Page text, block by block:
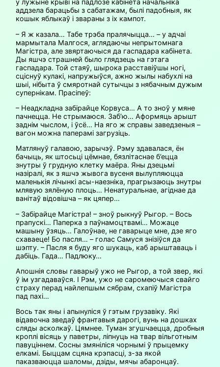
у лужыне крыві на падлозе кабінета начальніка
аддзела барацьбы з сабатажам, былі падобныя, як
кошык яблыкаў і звараны з іх кампот.
– Я ж казала… Табе трэба пралячыцца… – у адчаі
мармытала Малгося, аглядаючы непрытомнага
Магістра, але звяртаючыся да гаспадара кабінета.
Ды яшчэ страшней было глядзець на гэтага
гаспадара. Той стаяў, шырока расставіўшы ногі,
сціснуў кулакі, напружыўся, ажно жылы набухлі на
шыі, нібыта ў смяротнай сутычцы з нябачным дужым
супернікам. Прасіпеў:
– Неадкладна забірайце Корвуса… А то зноў у мяне
пачнецца. Не стрымаюся. Заб’ю… Аформяць арышт
заднім чыслом, і ўсё… На яго ж справы заведзеныя –
вагон можна паперамі загрузіць.
Матлянуў галавою, зарычэў. Рэму здавалася, ён
бачыць, як штосьці цёмнае, бязлітаснае б’ецца
знутры ў грудную клетку маёра. Яны дзецьмі
назіралі, як з яшчэ жывога вусеня вылупляюцца
маленькія лічынкі асы-наезніка, прагрызаюць знутры
млявую зялёную плоць… Ненатуральнае, агіднае да
ванітаў відовішча – як цяпер…
– Забірайце Магістра! – зноў рыкнуў Рыгор. – Вось
прапускі… Паперка з паўнамоцтвамі… Можаце
машыну ўзяць… Галоўнае, не гаварыце мне, дзе яго
схаваеце! Бо пасля… – голас Самуся знізіўся да
шэпту. – Пасля я буду яго шукаць, каб арыштаваць і
дабіць. Гада… Падлюку…
Апошнія словы гаварыў ужо не Рыгор, а той звер, які
ў ім узгадаваўся. І Рэм, ужо не саромеючыся свайго
страху перад найлепшым сябрам, схапіў Магістра
пад пахі…
Вось так яны і апынуліся ў гэтым грузавіку. Які
відавочна зведаў франтавыя дарогі, вунь на дошках
сляды асколкаў. Цямнее. Туман згушчаецца, дробныя
кроплі вісяць у паветры, ліпнуць на твар вільготным
павуціннем. Сосны змяніліся чорнымі ў прыцемку
елкамі. Быццам сцяна крэпасці, з-за якой
паказваюцца шаломы, дзіды, мячы абаронцаў.